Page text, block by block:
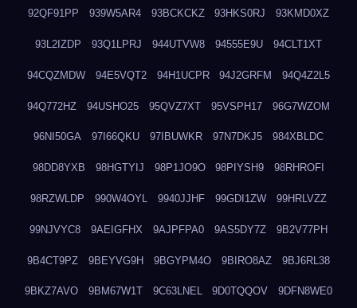
92QF91PP 939W5AR4 93BCKCKZ 93HKS0RJ 93KMD0XZ
93L2IZDP 93Q1LPRJ 944UTVW8 94555E9U 94CLT1XT
94CQZMDW 94E5VQT2 94H1UCPR 94J2GRFM 94Q4Z2L5
94Q772HZ 94USHO25 95QVZ7XT 95VSPH17 96G7WZOM
96NI50GA 97I66QKU 97IBUWKR 97N7DKJ5 984XBLDC
98DD8YXB 98HGTYIJ 98P1JO9O 98PIYSH9 98RHROFI
98RZWLDP 990W4OYL 9940JJHF 99GDI1ZW 99HRLVZZ
99NJVYC8 9AEIGFHX 9AJPFPA0 9AS5DY7Z 9B2V77PH
9B4CT9PZ 9BEYVG9H 9BGYPM4O 9BIRO8AZ 9BJ6RL38
9BKZ7AVO 9BM67W1T 9C63LNEL 9D0TQQOV 9DFN8WE0